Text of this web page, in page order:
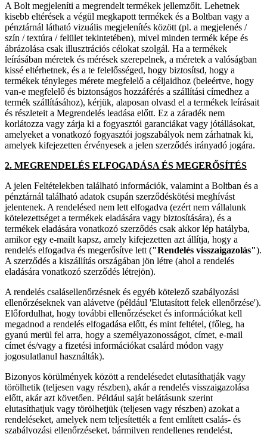
A Bolt megjeleníti a megrendelt termékek jellemzőit. Lehetnek
kisebb eltérések a végül megkapott termékek és a Boltban vagy a
pénztárnál látható vizuális megjelenítés között (pl. a megjelenés /
szín / textúra / felület tekintetében), mivel minden termék képe és
ábrázolása csak illusztrációs célokat szolgál. Ha a termékek
leírásában méretek és mérések szerepelnek, a méretek a valóságban
kissé eltérhetnek, és a te felelősséged, hogy biztosítsd, hogy a
termékek tényleges mérete megfelelő a céljaidhoz (beleértve, hogy
van-e megfelelő és biztonságos hozzáférés a szállítási címedhez a
termék szállításához), kérjük, alaposan olvasd el a termékek leírásait
és részleteit a Megrendelés leadása előtt. Ez a záradék nem
korlátozza vagy zárja ki a fogyasztói garanciákat vagy jótállásokat,
amelyeket a vonatkozó fogyasztói jogszabályok nem zárhatnak ki,
amelyek kifejezetten érvényesek a jelen szerződés irányadó jogára.
2. MEGRENDELÉS ELFOGADÁSA ÉS MEGERŐSÍTÉS
A jelen Feltételekben található információk, valamint a Boltban és a
pénztárnál található adatok csupán szerződéskötési meghívást
jelentenek. A rendelésed nem lett elfogadva (ezért nem vállalunk
kötelezettséget a termékek eladására vagy biztosítására), és a
termékek eladására vonatkozó szerződés csak akkor lép hatályba,
amikor egy e-mailt kapsz, amely kifejezetten azt állítja, hogy a
rendelés elfogadva és megerősítve lett ("Rendelés visszaigazolás").
A szerződés a kiszállítás országában jön létre (ahol a rendelés
eladására vonatkozó szerződés létrejön).
A rendelés csalásellenőrzésnek és egyéb kötelező szabályozási
ellenőrzéseknek van alávetve (például 'Elutasított felek ellenőrzése').
Előfordulhat, hogy további ellenőrzéseket és információkat kell
megadnod a rendelés elfogadása előtt, és mint feltétel, (főleg, ha
gyanú merül fel arra, hogy a személyazonosságot, címet, e-mail
címet és/vagy a fizetési információkat csalárd módon vagy
jogosulatlanul használták).
Bizonyos körülmények között a rendelésedet elutasíthatják vagy
törölhetik (teljesen vagy részben), akár a rendelés visszaigazolása
előtt, akár azt követően. Például saját belátásunk szerint
elutasíthatjuk vagy törölhetjük (teljesen vagy részben) azokat a
rendeléseket, amelyek nem teljesítették a fent említett csalás- és
szabályozási ellenőrzéseket, bármilyen rendellenes rendelést,